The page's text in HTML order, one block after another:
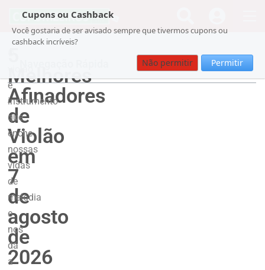
Cupons ou Cashback
Você gostaria de ser avisado sempre que tivermos cupons ou
cashback incríveis?
Não permitir Permitir
Melhores
Afinadores
de
Violão
em
7
de
agosto
de
2026
é
instrumento
que
enche
nossas
vidas
de
melodia
e
nos
dá
a